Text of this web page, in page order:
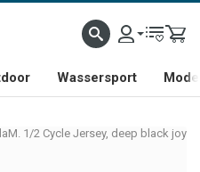
Wassersport
1/2 Cycle Jersey, deep black joy